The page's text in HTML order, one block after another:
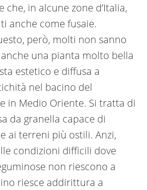
che, in alcune zone d’Italia,
anche come fusaie.
però, molti non sanno
una pianta molto bella
estetico e diffusa a
nel bacino del
in Medio Oriente. Si tratta di
da granella capace di
ai terreni più ostili. Anzi,
condizioni difficili dove
non riescono a
riesce addirittura a